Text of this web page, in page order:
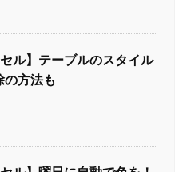
ル】テーブルのスタイル
の方法も